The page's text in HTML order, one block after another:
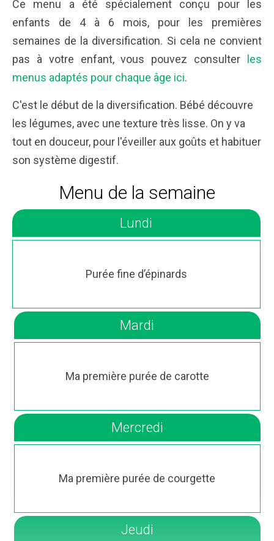
Ce menu a été spécialement conçu pour les
enfants de 4 à 6 mois, pour les premières
semaines de la diversification. Si cela ne convient
pas à votre enfant, vous pouvez consulter
les
menus adaptés pour chaque âge ici.
C'est le début de la diversification. Bébé découvre
les légumes, avec une texture très lisse. On y va
tout en douceur, pour l'éveiller aux goûts et habituer
son système digestif.
Menu de la semaine
Lundi
Purée fine d’épinards
Mardi
Ma première purée de carotte
Mercredi
Ma première purée de courgette
Jeudi